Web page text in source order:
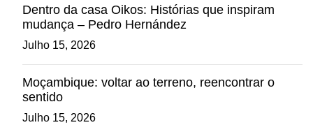
Dentro da casa Oikos: Histórias que inspiram
mudança – Pedro Hernández
Julho 15, 2026
Moçambique: voltar ao terreno, reencontrar o
sentido
Julho 15, 2026